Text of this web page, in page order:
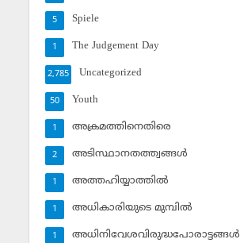
Spiele
5
The Judgement Day
1
Uncategorized
2,785
Youth
50
അക്രമത്തിനെതിരെ
1
അടിസ്ഥാനതത്ത്വങ്ങള്‍
2
അത്തഹിയ്യാത്തില്‍
1
അധികാരിയുടെ മുമ്പില്‍
1
അധിനിവേശവിരുദ്ധപോരാട്ടങ്ങള്‍
1